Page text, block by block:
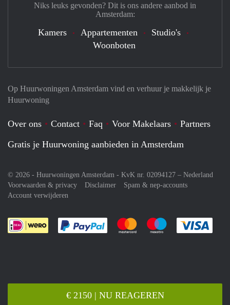
€ 2150 | NU REAGEREN
Op Huurwoningen Amsterdam vind en verhuur je makkelijk je
Huurwoning
Over ons Contact Faq Voor Makelaars
Partners
Gratis je Huurwoning aanbieden in Amsterdam
© 2026 - Huurwoningen Amsterdam - KvK nr. 02094127 – Nederland
Voorwaarden & privacy
Disclaimer
Spam & nep-accounts
Account verwijderen
Je rekent gemakkelijk af met Paypal
Je rekent gemakkelijk af met
Je rekent
Niks leuks gevonden? Dit is ons andere aanbod in
Amsterdam:
Kamers Appartementen
Studio's
Woonboten